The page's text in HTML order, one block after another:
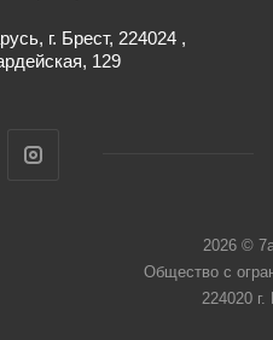
г. Брест, 224024 ,
129
2026 ©
Общество с
224020